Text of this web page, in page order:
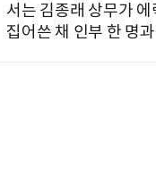
서는 김종래 상무가
집어쓴 채 인부 한 명